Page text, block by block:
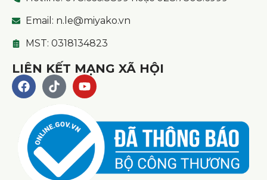
Email: n.le@miyako.vn
MST: 0318134823
LIÊN KẾT MẠNG XÃ HỘI